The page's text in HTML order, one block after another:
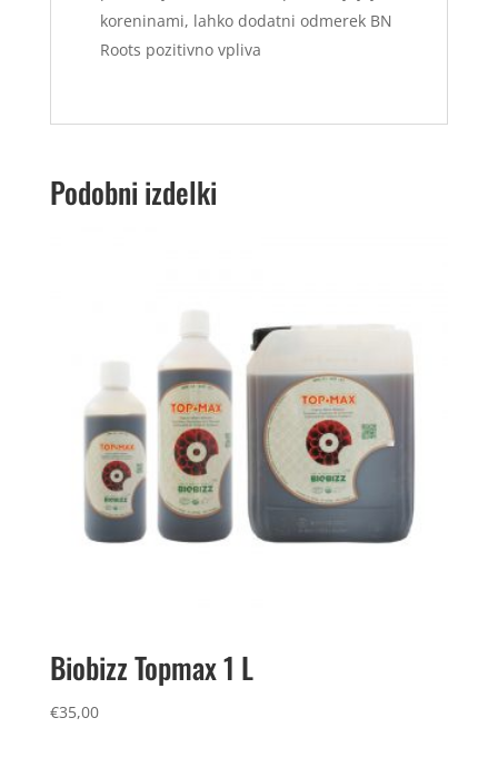
koreninami, lahko dodatni odmerek BN
Roots pozitivno vpliva
Podobni izdelki
Biobizz Topmax 1 L
€35,00